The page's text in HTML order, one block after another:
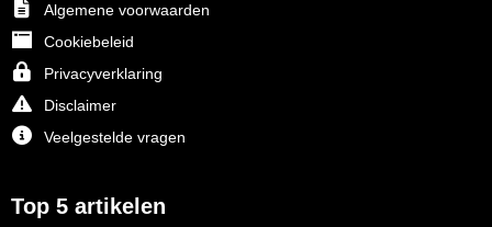
Algemene voorwaarden
Cookiebeleid
Privacyverklaring
Disclaimer
Veelgestelde vragen
Top 5 artikelen